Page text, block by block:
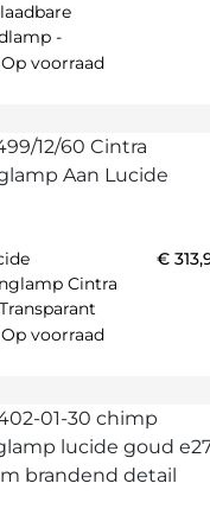
-
Batterij - Ø
-
Goud /
voorraad
Op voorraad
Cintra
€
voorraad
Op voorraad